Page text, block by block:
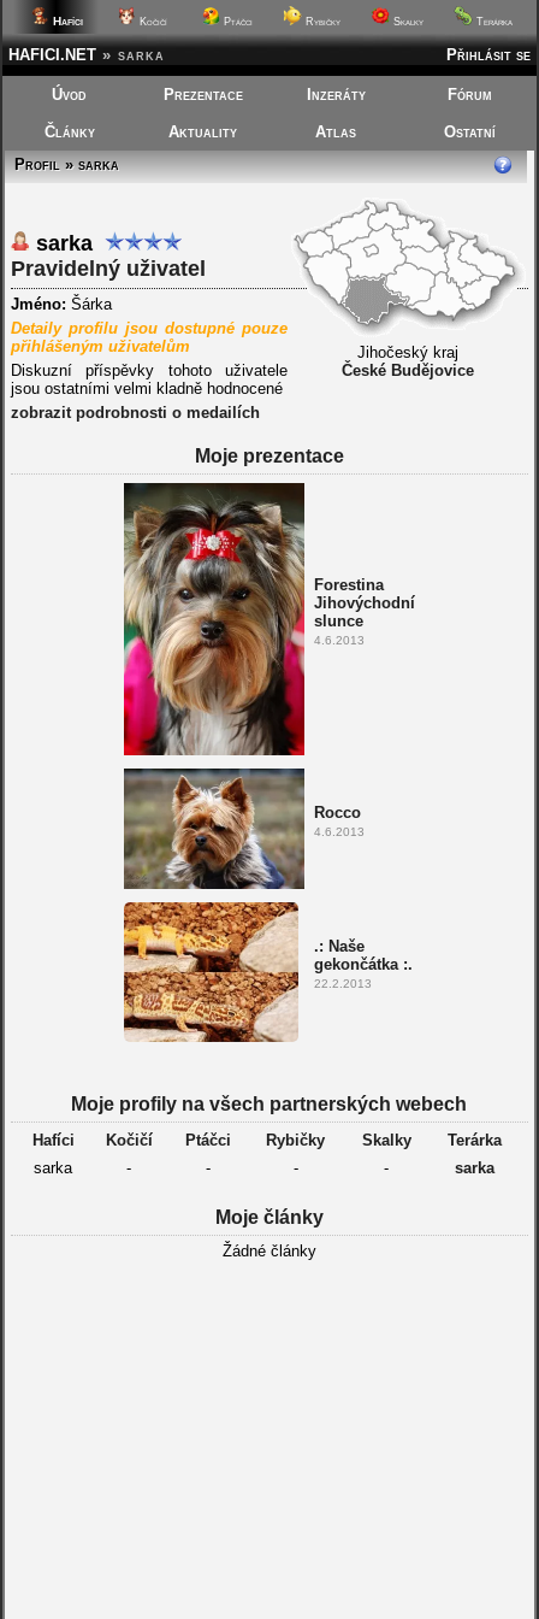
Hafíci Kočičí Ptáčci Rybičky Skalky Terárka
Přihlásit se
HAFICI.NET » sarka
Úvod Prezentace Inzeráty Fórum
Články Aktuality Atlas
Ostatní
Profil » sarka
Jihočeský kraj
České Budějovice
sarka
Pravidelný uživatel
Jméno: Šárka
Detaily profilu jsou dostupné pouze
přihlášeným uživatelům
Diskuzní příspěvky tohoto uživatele
jsou ostatními velmi kladně hodnocené
zobrazit podrobnosti o medailích
Moje prezentace
Forestina
Jihovýchodní
slunce
4.6.2013
Rocco
4.6.2013
.: Naše
gekončátka :.
22.2.2013
Moje profily na všech partnerských webech
Hafíci Kočičí Ptáčci Rybičky Skalky
Terárka
sarka
- - - - sarka
Moje články
Žádné články